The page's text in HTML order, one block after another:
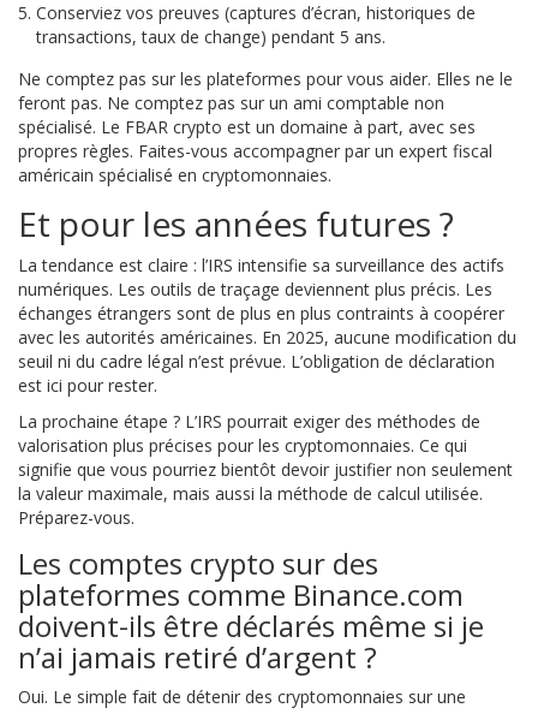
Conserviez vos preuves (captures d’écran, historiques de
transactions, taux de change) pendant 5 ans.
Ne comptez pas sur les plateformes pour vous aider. Elles ne le
feront pas. Ne comptez pas sur un ami comptable non
spécialisé. Le FBAR crypto est un domaine à part, avec ses
propres règles. Faites-vous accompagner par un expert fiscal
américain spécialisé en cryptomonnaies.
Et pour les années futures ?
La tendance est claire : l’IRS intensifie sa surveillance des actifs
numériques. Les outils de traçage deviennent plus précis. Les
échanges étrangers sont de plus en plus contraints à coopérer
avec les autorités américaines. En 2025, aucune modification du
seuil ni du cadre légal n’est prévue. L’obligation de déclaration
est ici pour rester.
La prochaine étape ? L’IRS pourrait exiger des méthodes de
valorisation plus précises pour les cryptomonnaies. Ce qui
signifie que vous pourriez bientôt devoir justifier non seulement
la valeur maximale, mais aussi la méthode de calcul utilisée.
Préparez-vous.
Les comptes crypto sur des
plateformes comme Binance.com
doivent-ils être déclarés même si je
n’ai jamais retiré d’argent ?
Oui. Le simple fait de détenir des cryptomonnaies sur une